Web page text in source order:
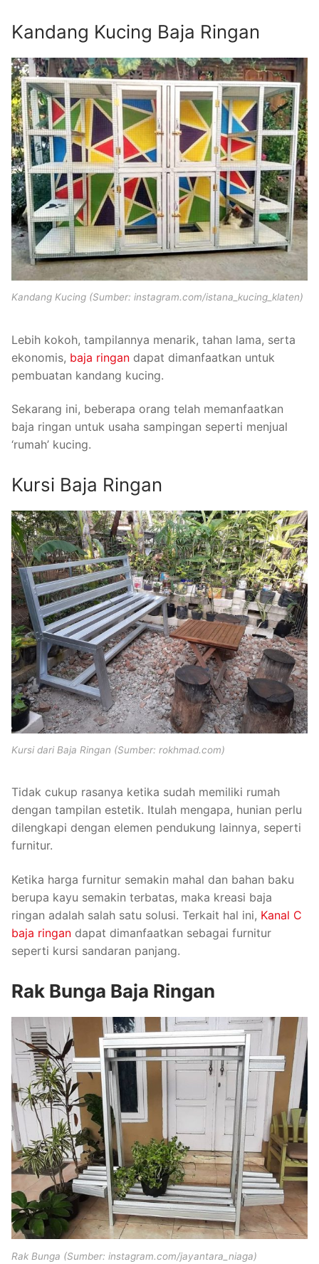
Kandang Kucing Baja Ringan
Kandang Kucing (Sumber: instagram.com/istana_kucing_klaten)
Lebih kokoh, tampilannya menarik, tahan lama, serta
ekonomis, baja ringan dapat dimanfaatkan untuk
pembuatan kandang kucing.
Sekarang ini, beberapa orang telah memanfaatkan
baja ringan untuk usaha sampingan seperti menjual
‘rumah’ kucing.
Kursi Baja Ringan
Kursi dari Baja Ringan (Sumber: rokhmad.com)
Tidak cukup rasanya ketika sudah memiliki rumah
dengan tampilan estetik. Itulah mengapa, hunian perlu
dilengkapi dengan elemen pendukung lainnya, seperti
furnitur.
Ketika harga furnitur semakin mahal dan bahan baku
berupa kayu semakin terbatas, maka kreasi baja
ringan adalah salah satu solusi. Terkait hal ini, Kanal C
baja ringan dapat dimanfaatkan sebagai furnitur
seperti kursi sandaran panjang.
Rak Bunga Baja Ringan
Rak Bunga (Sumber: instagram.com/jayantara_niaga)